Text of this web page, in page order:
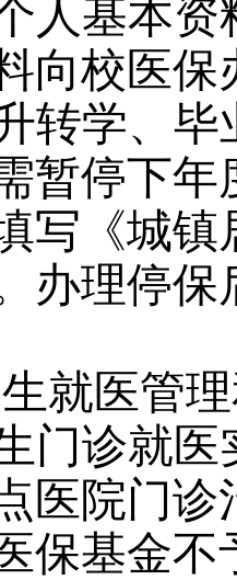
人基本
向校医保
转学、
暂停下
写《城
办理停
就医管
门诊就
医院门
保基金